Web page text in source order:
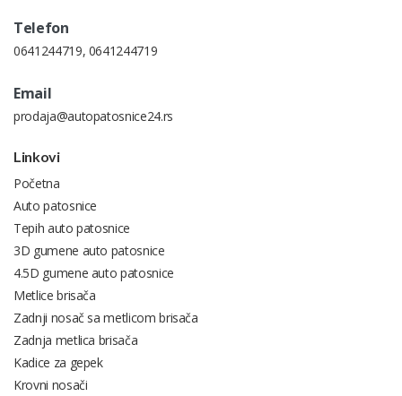
Telefon
0641244719, 0641244719
Email
prodaja@autopatosnice24.rs
Linkovi
Početna
Auto patosnice
Tepih auto patosnice
3D gumene auto patosnice
4.5D gumene auto patosnice
Metlice brisača
Zadnji nosač sa metlicom brisača
Zadnja metlica brisača
Kadice za gepek
Krovni nosači